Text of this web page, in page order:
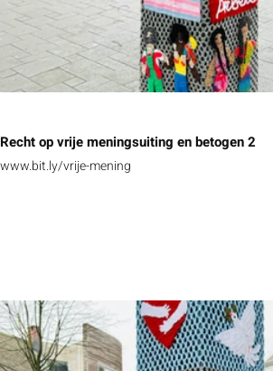
Recht op vrije meningsuiting en betogen 2
www.bit.ly/vrije-mening